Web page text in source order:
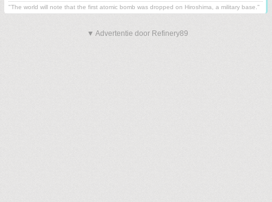
"The world will note that the first atomic bomb was dropped on Hiroshima, a military base."
▼ Advertentie door Refinery89